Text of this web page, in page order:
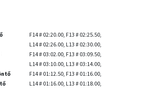
F14 # 02:20.00, F13 # 02:25.50,
L14 # 02:26.00, L13 # 02:30.00,
F14 # 03:02.00, F13 # 03:09.50,
L14 # 03:10.00, L13 # 03:14.00,
F14 # 01:12.50, F13 # 01:16.00,
L14 # 01:16.00, L13 # 01:18.00,